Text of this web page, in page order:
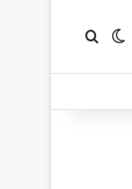
الوضع المظلم
بحث عن